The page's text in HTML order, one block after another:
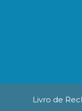
Livro de